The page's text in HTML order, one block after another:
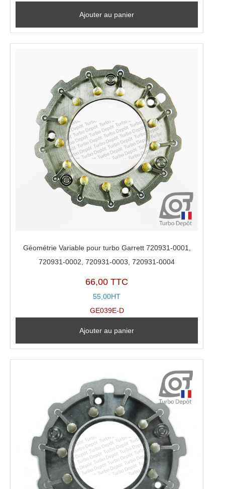
Ajouter au panier
Géométrie Variable pour turbo Garrett 720931-0001,
720931-0002, 720931-0003, 720931-0004
66,00 TTC
55,00HT
GE039E-D
Ajouter au panier